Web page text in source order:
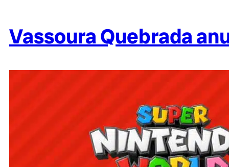
Vassoura Quebrada